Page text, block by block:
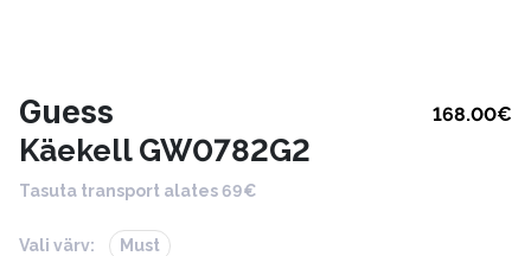
Guess 168.00€
Käekell GW0782G2
Tasuta transport alates 69€
Vali värv: Must